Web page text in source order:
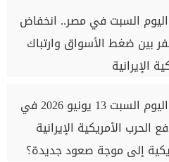
السبت في مصر.. انخفاض
بين ضغط الأسواق وارتباك
الإيرانية
سعر الدولار اليوم السبت 13 يونيو 2026 في
الأمريكية الإيرانية
إلى موجة صعود جديدة؟